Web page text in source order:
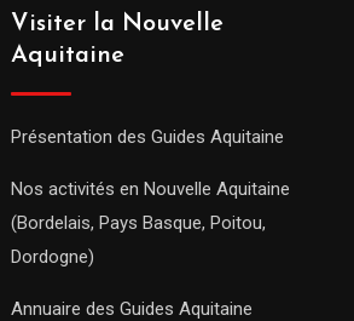
Visiter la Nouvelle
Aquitaine
Présentation des Guides Aquitaine
Nos activités en Nouvelle Aquitaine
(Bordelais, Pays Basque, Poitou,
Dordogne)
Annuaire des Guides Aquitaine